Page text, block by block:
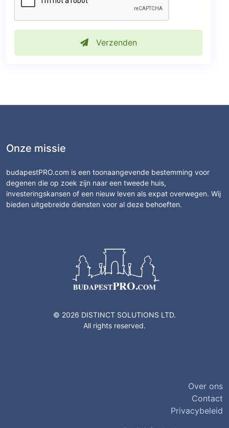
Verzenden
Onze missie
budapestPRO.com is een toonaangevende bestemming voor
degenen die op zoek zijn naar een tweede huis,
investeringskansen of een nieuw leven als expat overwegen. Wij
bieden uitgebreide diensten voor al deze behoeften.
© 2026 DISTINCT SOLUTIONS LTD.
All rights reserved.
Over ons
Contact
Privacybeleid